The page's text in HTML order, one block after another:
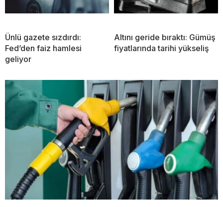
Ünlü gazete sızdırdı:
Fed’den faiz hamlesi
geliyor
Altını geride bıraktı: Gümüş
fiyatlarında tarihi yükseliş